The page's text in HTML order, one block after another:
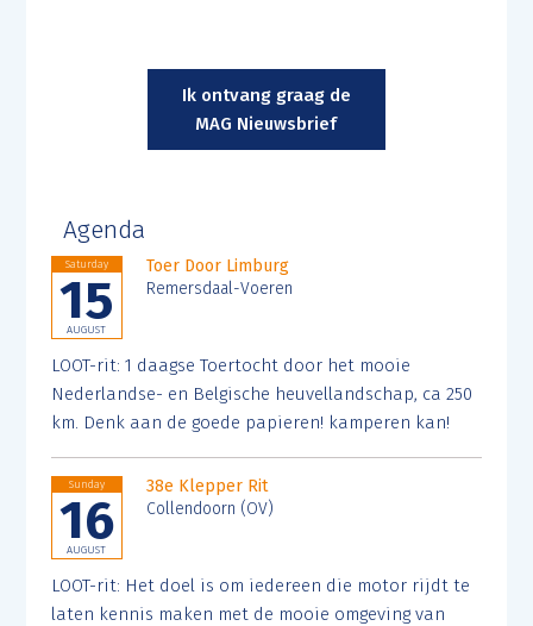
Ik ontvang graag de
MAG Nieuwsbrief
Agenda
Saturday
15
AUGUST
Toer Door Limburg
Remersdaal-Voeren
LOOT-rit: 1 daagse Toertocht door het mooie
Nederlandse- en Belgische heuvellandschap, ca 250
km. Denk aan de goede papieren! kamperen kan!
Sunday
16
AUGUST
38e Klepper Rit
Collendoorn (OV)
LOOT-rit: Het doel is om iedereen die motor rijdt te
laten kennis maken met de mooie omgeving van